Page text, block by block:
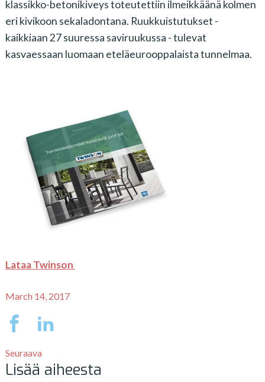
klassikko-betonikiveys toteutettiin ilmeikkäänä kolmen
eri kivikoon sekaladontana. Ruukkuistutukset -
kaikkiaan 27 suuressa saviruukussa - tulevat
kasvaessaan luomaan eteläeurooppalaista tunnelmaa.
Lataa Twinson
March 14, 2017
Seuraava
Lisää aiheesta